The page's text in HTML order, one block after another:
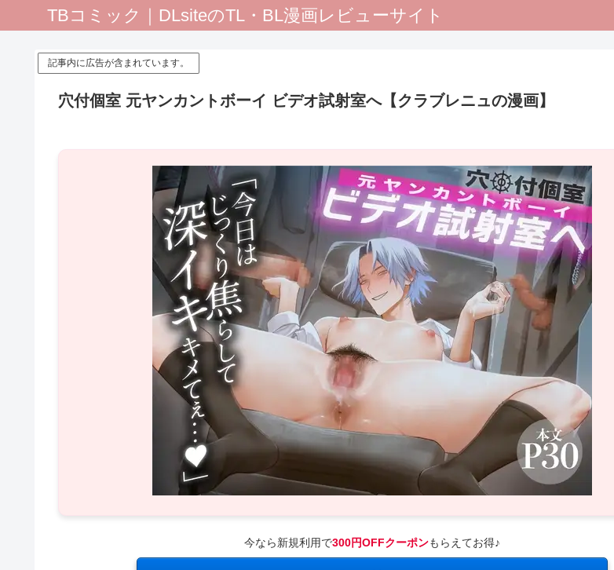
TBコミック｜DLsiteのTL・BL漫画レビューサイト
記事内に広告が含まれています。
穴付個室 元ヤンカントボーイ ビデオ試射室へ【クラブレニュの漫画】
今なら新規利用で300円OFFクーポンもらえてお得♪